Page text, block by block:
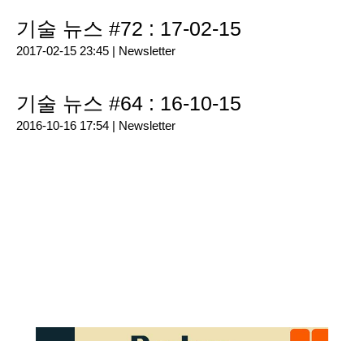
기술 뉴스 #72 : 17-02-15
2017-02-15 23:45 | Newsletter
기술 뉴스 #64 : 16-10-15
2016-10-16 17:54 | Newsletter